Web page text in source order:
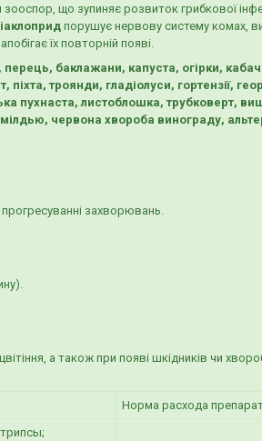
що зупиняє розвиток грибкової
порушує нервову систему комах,
їх повторній появі.
баклажани, капуста, огірки,
троянди, гладіолуси, гортензії,
пухнаста, листоблошка, трубковерт,
червона хвороба винограду,
захворювань.
а також при появі шкідників чи
Норма расхода